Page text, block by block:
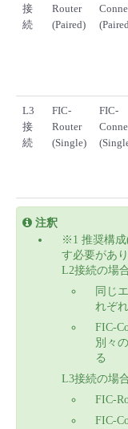
接
続
Router
(Paired)
L3
接
続
FIC-
Router
(Single)
FIC-
注釈
※1 推奨構成
す必要があり
L2接続の場
同じ
れぞ
FIC-
別々
る
L3接続の場
FIC-
FIC-